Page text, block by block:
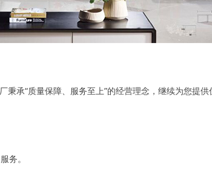
承“质量保障、服务至上”的经营理念，继续为您提
务。